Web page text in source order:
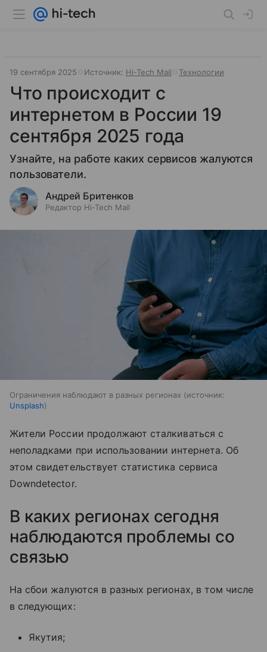
19 сентября 2025 Источник: Hi-Tech Mail Технологии
Что происходит с
интернетом в России 19
сентября 2025 года
Узнайте, на работе каких сервисов жалуются
пользователи.
Андрей Бритенков
Редактор Hi-Tech Mail
Ограничения наблюдают в разных регионах
источник:
Unsplash
Жители России продолжают сталкиваться с
неполадками при использовании интернета. Об
этом свидетельствует статистика сервиса
Downdetector.
В каких регионах сегодня
наблюдаются проблемы со
связью
На сбои жалуются в разных регионах, в том числе
в следующих:
Якутия;